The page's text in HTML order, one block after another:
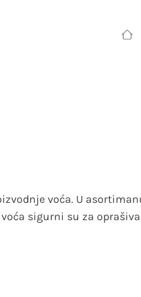
voća. U
sigurni su za